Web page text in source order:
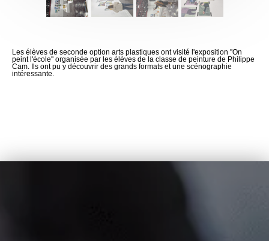
Les élèves de seconde option arts plastiques ont visité l'exposition ''On
peint l'école'' organisée par les élèves de la classe de peinture de Philippe
Cam. Ils ont pu y découvrir des grands formats et une scénographie
intéressante.